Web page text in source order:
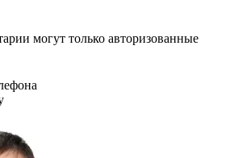
могут только авторизованные